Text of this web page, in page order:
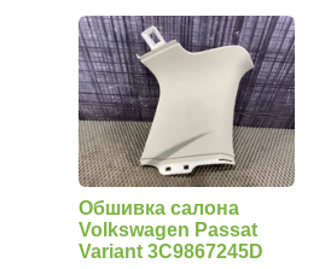
Обшивка салона
Volkswagen Passat
Variant 3C9867245D